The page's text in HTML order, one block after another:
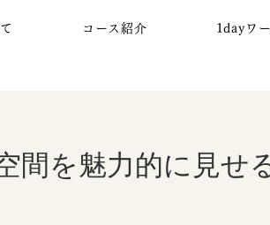
コース紹介 1dayワ
間を魅力的に見せ